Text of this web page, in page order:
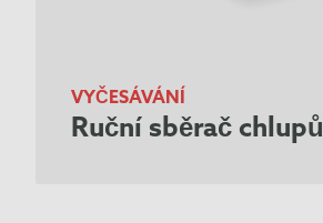
VYČESÁVÁNÍ
Ruční sběrač chlupů